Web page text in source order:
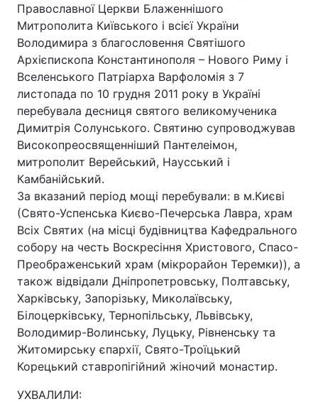
Православної Церкви Блаженнішого
Митрополита Київського і всієї України
Володимира з благословення Святішого
Архієпископа Константинополя – Нового Риму і
Вселенського Патріарха Варфоломія з 7
листопада по 10 грудня 2011 року в Україні
перебувала десниця святого великомученика
Димитрія Солунського. Святиню супроводжував
Високопреосвященніший Пантелеімон,
митрополит Верейський, Наусський і
Камбанійський.
За вказаний період мощі перебували: в м.Києві
(Свято-Успенська Києво-Печерська Лавра, храм
Всіх Святих (на місці будівництва Кафедрального
собору на честь Воскресіння Христового, Спасо-
Преображенський храм (мікрорайон Теремки)), а
також відвідали Дніпропетровську, Полтавську,
Харківську, Запорізьку, Миколаївську,
Білоцерківську, Тернопільську, Львівську,
Володимир-Волинську, Луцьку, Рівненську та
Житомирську єпархії, Свято-Троїцький
Корецький ставропігійний жіночий монастир.
УХВАЛИЛИ: